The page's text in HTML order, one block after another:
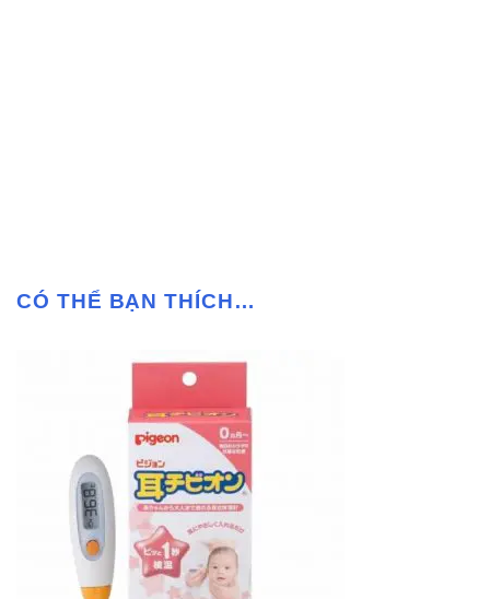
CÓ THỂ BẠN THÍCH…